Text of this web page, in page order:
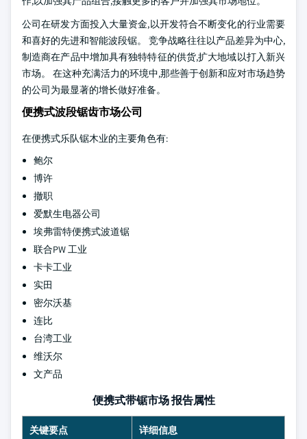
公司在研发方面投入大量资金,以开发符合不断变化的行业需要
和喜好的先进和智能波段锯。 竞争战略往往以产品差异为中心,
制造商在产品中增加具有独特特征的供货,扩大地域以打入新兴
市场。 在这种充满活力的环境中,那些善于创新和应对市场趋势
的公司为最显著的增长做好准备。
便携式波段锯齿市场公司
在便携式乐队锯木业的主要角色有:
鲍尔
博许
撤职
爱默生电器公司
埃弗雷特便携式波道锯
联合PW 工业
卡卡工业
实田
密尔沃基
连比
台湾工业
维沃尔
文产品
便携式带锯市场 报告属性
关键要点 详细信息